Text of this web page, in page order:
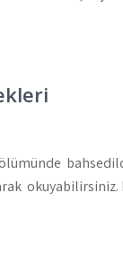
okuyabilirsiniz.